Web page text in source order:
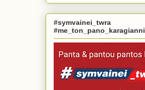
#symvainei_twra
#me_ton_pano_karagianni